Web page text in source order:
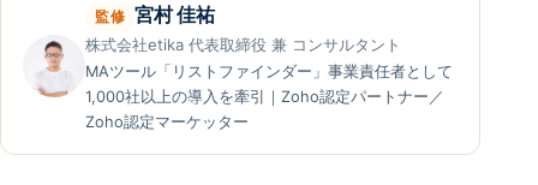
監修 宮村 佳祐
株式会社etika 代表取締役 兼 コンサルタント
MAツール「リストファインダー」事業責任者として
1,000社以上の導入を牽引｜Zoho認定パートナー／
Zoho認定マーケッター